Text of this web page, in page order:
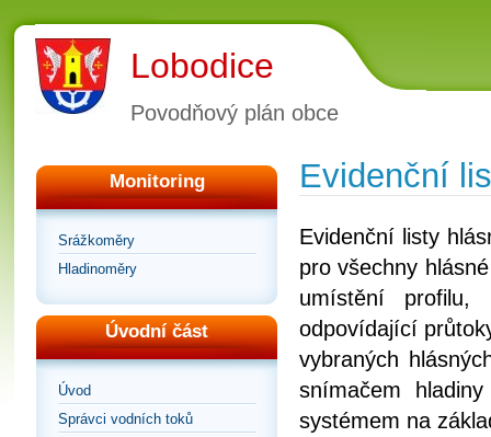
Lobodice
Povodňový plán obce
Monitoring
Srážkoměry
Hladinoměry
Úvodní část
Úvod
Správci vodních toků
Evidenční
Evidenční listy
pro všechny
umístění
odpovídající
vybraných
snímačem
systémem na